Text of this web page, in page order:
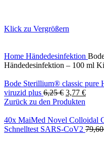
Klick zu Vergrößern
Home Händedesinfektion
Händedesinfektion – 100 ml
Bode Sterillium® classic pure
viruzid plus 6,25€ 3,77 €
Zurück zu den Produkten
40x MaiMed Novel Colloidal
Schnelltest SARS-CoV2